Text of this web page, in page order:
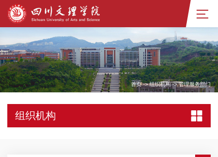
首页->组织机构->管理服务部门
组织机构